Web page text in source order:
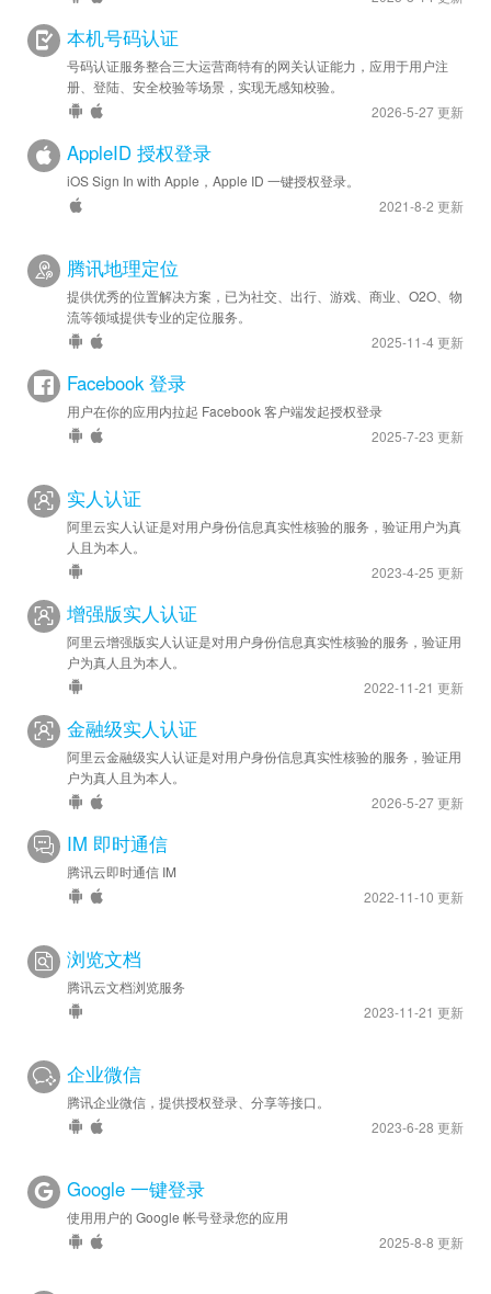
本机号码认证
号码认证服务整合三大运营商特有的网关认证能力，应用于用户注
册、登陆、安全校验等场景，实现无感知校验。
2026-5-27 更新
AppleID 授权登录
iOS Sign In with Apple，Apple ID 一键授权登录。
2021-8-2 更新
腾讯地理定位
提供优秀的位置解决方案，已为社交、出行、游戏、商业、O2O、物
流等领域提供专业的定位服务。
2025-11-4 更新
Facebook 登录
用户在你的应用内拉起 Facebook 客户端发起授权登录
2025-7-23 更新
实人认证
阿里云实人认证是对用户身份信息真实性核验的服务，验证用户为真
人且为本人。
2023-4-25 更新
增强版实人认证
阿里云增强版实人认证是对用户身份信息真实性核验的服务，验证用
户为真人且为本人。
2022-11-21 更新
金融级实人认证
阿里云金融级实人认证是对用户身份信息真实性核验的服务，验证用
户为真人且为本人。
2026-5-27 更新
IM 即时通信
腾讯云即时通信 IM
2022-11-10 更新
浏览文档
腾讯云文档浏览服务
2023-11-21 更新
企业微信
腾讯企业微信，提供授权登录、分享等接口。
2023-6-28 更新
Google 一键登录
使用用户的 Google 帐号登录您的应用
2025-8-8 更新